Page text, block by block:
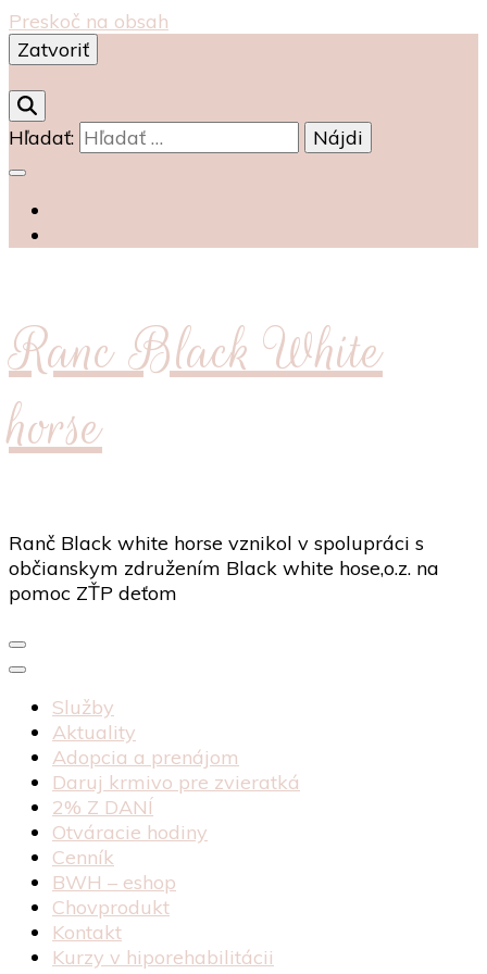
Preskoč na obsah
Zatvoriť
Hľadať:
Ranc Black White
horse
Ranč Black white horse vznikol v spolupráci s
občianskym združením Black white hose,o.z. na
pomoc ZŤP deťom
Služby
Aktuality
Adopcia a prenájom
Daruj krmivo pre zvieratká
2% Z DANÍ
Otváracie hodiny
Cenník
BWH – eshop
Chovprodukt
Kontakt
Kurzy v hiporehabilitácii